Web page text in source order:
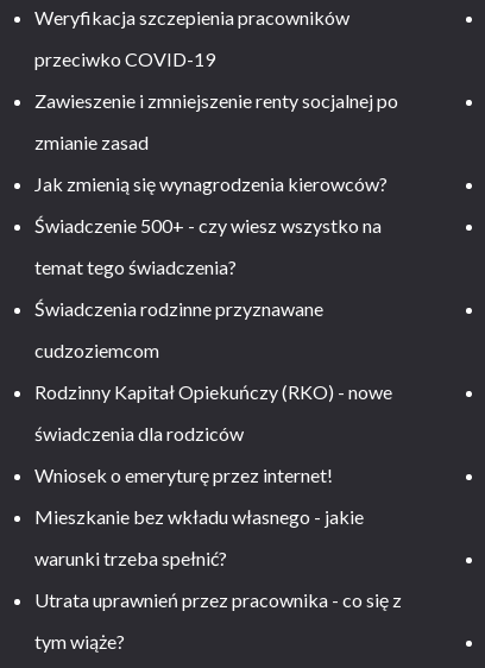
Weryfikacja szczepienia pracowników
przeciwko COVID-19
Zawieszenie i zmniejszenie renty socjalnej po
zmianie zasad
Jak zmienią się wynagrodzenia kierowców?
Świadczenie 500+ - czy wiesz wszystko na
temat tego świadczenia?
Świadczenia rodzinne przyznawane
cudzoziemcom
Rodzinny Kapitał Opiekuńczy (RKO) - nowe
świadczenia dla rodziców
Wniosek o emeryturę przez internet!
Mieszkanie bez wkładu własnego - jakie
warunki trzeba spełnić?
Utrata uprawnień przez pracownika - co się z
tym wiąże?